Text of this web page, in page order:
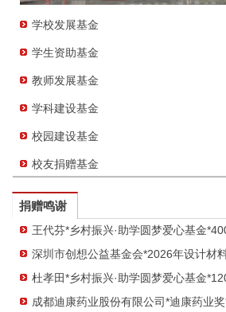
学校发展基金
学生资助基金
教师发展基金
学科建设基金
校园建设基金
校友捐赠基金
捐赠鸣谢
深圳市创想公益基金会*2026年设计材
杜孝田*乡村振兴·助学圆梦爱心基金
成都迪康药业股份有限公司*迪康药业奖
李晶*乡村振兴·助学圆梦爱心基金*1000
秦孟书*乡村振兴·助学圆梦爱心基金
王代芬*乡村振兴·助学圆梦爱心基金